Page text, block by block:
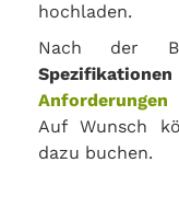
hochladen.
Nach der
Spezifikationen
Auf Wunsch
dazu buchen.